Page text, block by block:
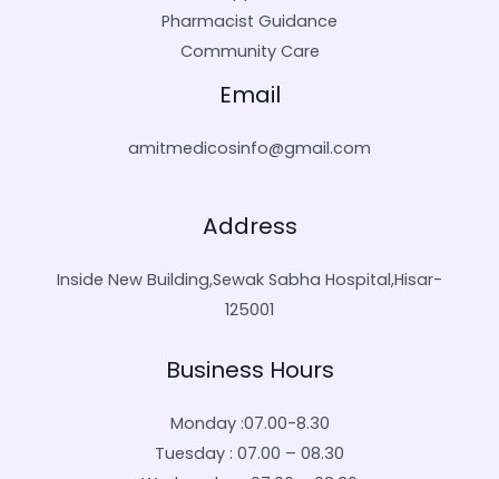
Pharmacist Guidance
Community Care
Email
amitmedicosinfo@gmail.com
Address
Inside New Building,Sewak Sabha Hospital,Hisar-
125001
Business Hours
Monday :07.00-8.30
Tuesday : 07.00 – 08.30